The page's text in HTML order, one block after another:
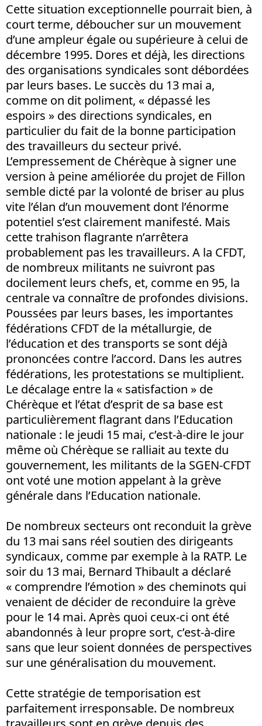
Cette situation exceptionnelle pourrait bien, à
court terme, déboucher sur un mouvement
d’une ampleur égale ou supérieure à celui de
décembre 1995. Dores et déjà, les directions
des organisations syndicales sont débordées
par leurs bases. Le succès du 13 mai a,
comme on dit poliment, « dépassé les
espoirs » des directions syndicales, en
particulier du fait de la bonne participation
des travailleurs du secteur privé.
L’empressement de Chérèque à signer une
version à peine améliorée du projet de Fillon
semble dicté par la volonté de briser au plus
vite l’élan d’un mouvement dont l’énorme
potentiel s’est clairement manifesté. Mais
cette trahison flagrante n’arrêtera
probablement pas les travailleurs. A la CFDT,
de nombreux militants ne suivront pas
docilement leurs chefs, et, comme en 95, la
centrale va connaître de profondes divisions.
Poussées par leurs bases, les importantes
fédérations CFDT de la métallurgie, de
l’éducation et des transports se sont déjà
prononcées contre l’accord. Dans les autres
fédérations, les protestations se multiplient.
Le décalage entre la « satisfaction » de
Chérèque et l’état d’esprit de sa base est
particulièrement flagrant dans l’Education
nationale : le jeudi 15 mai, c’est-à-dire le jour
même où Chérèque se ralliait au texte du
gouvernement, les militants de la SGEN-CFDT
ont voté une motion appelant à la grève
générale dans l’Education nationale.
De nombreux secteurs ont reconduit la grève
du 13 mai sans réel soutien des dirigeants
syndicaux, comme par exemple à la RATP. Le
soir du 13 mai, Bernard Thibault a déclaré
« comprendre l’émotion » des cheminots qui
venaient de décider de reconduire la grève
pour le 14 mai. Après quoi ceux-ci ont été
abandonnés à leur propre sort, c’est-à-dire
sans que leur soient données de perspectives
sur une généralisation du mouvement.
Cette stratégie de temporisation est
parfaitement irresponsable. De nombreux